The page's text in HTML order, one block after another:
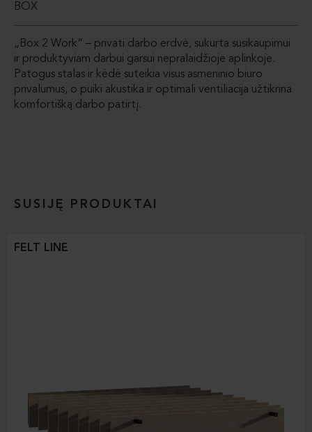
BOX
„Box 2 Work“ – privati darbo erdvė, sukurta susikaupimui
ir produktyviam darbui garsui nepralaidžioje aplinkoje.
Patogus stalas ir kėdė suteikia visus asmeninio biuro
privalumus, o puiki akustika ir optimali ventiliacija užtikrina
komfortišką darbo patirtį.
SUSIJĘ PRODUKTAI
FELT LINE